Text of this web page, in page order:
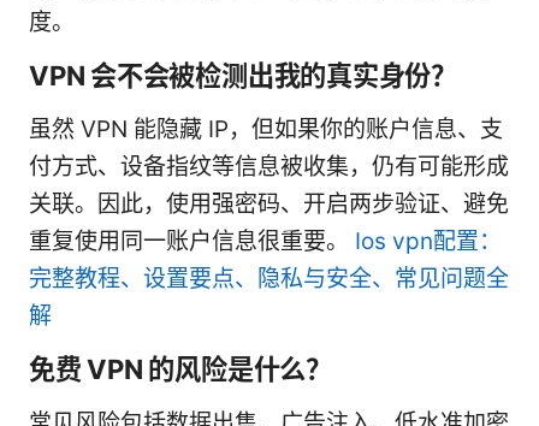
度。
VPN 会不会被检测出我的真实身份？
虽然 VPN 能隐藏 IP，但如果你的账户信息、支
付方式、设备指纹等信息被收集，仍有可能形成
关联。因此，使用强密码、开启两步验证、避免
重复使用同一账户信息很重要。 Ios vpn配置：
完整教程、设置要点、隐私与安全、常见问题全
解
免费 VPN 的风险是什么？